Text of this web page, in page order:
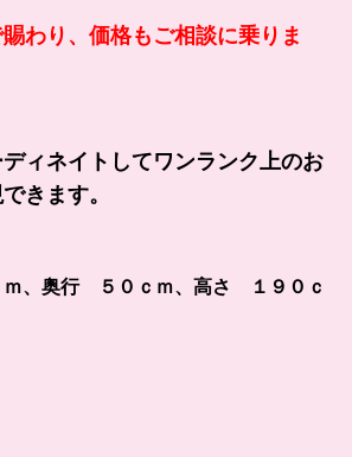
わり、価格もご相談に乗りま
ィネイトしてワンランク上のお
きます。
、奥行 ５０ｃｍ、高さ １９０ｃ